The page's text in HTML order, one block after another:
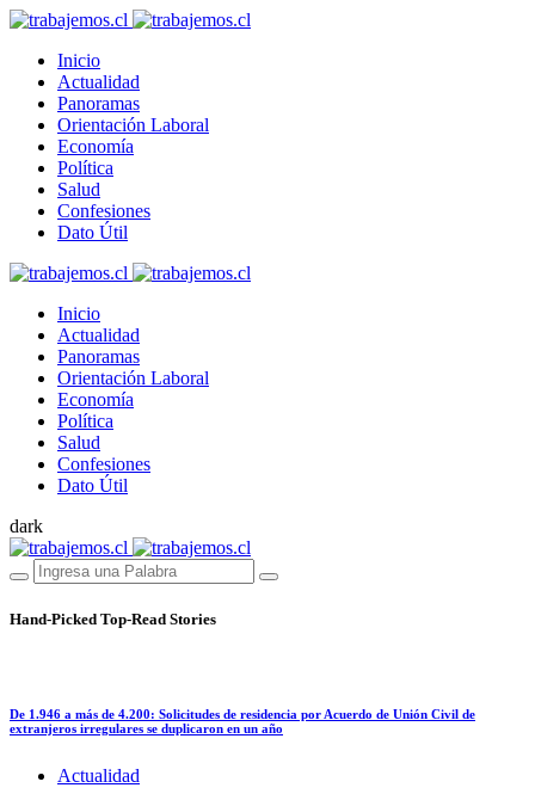
Inicio
Actualidad
Panoramas
Orientación Laboral
Economía
Política
Salud
Confesiones
Dato Útil
Inicio
Actualidad
Panoramas
Orientación Laboral
Economía
Política
Salud
Confesiones
Dato Útil
dark
Hand-Picked Top-Read Stories
De 1.946 a más de 4.200: Solicitudes de residencia por Acuerdo de Unión Civil de
extranjeros irregulares se duplicaron en un año
Actualidad